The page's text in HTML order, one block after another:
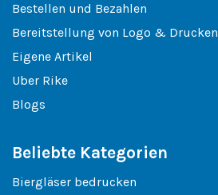
Bestellen und Bezahlen
Bereitstellung von Logo & Drucken
Eigene Artikel
Uber Rike
Blogs
Beliebte Kategorien
Biergläser bedrucken